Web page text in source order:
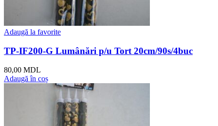
Adaugă la favorite
TP-IF200-G Lumânări p/u Tort 20cm/90s/4buc
80,00 MDL
Adaugă în coș